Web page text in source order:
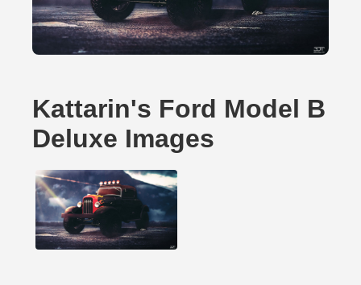
Kattarin's Ford Model B
Deluxe Images